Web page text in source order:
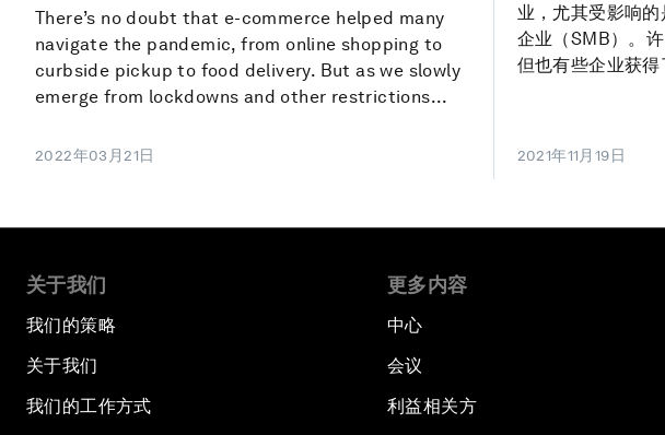
There’s no doubt that e-commerce helped many
navigate the pandemic, from online shopping to
curbside pickup to food delivery. But as we slowly
emerge from lockdowns and other restrictions...
2022年03月21日
业，尤其受影响
企业（SMB）。
但也有些企业获得
2021年11月19日
关于我们
我们的策略
关于我们
我们的工作方式
更多内容
中心
会议
利益相关方